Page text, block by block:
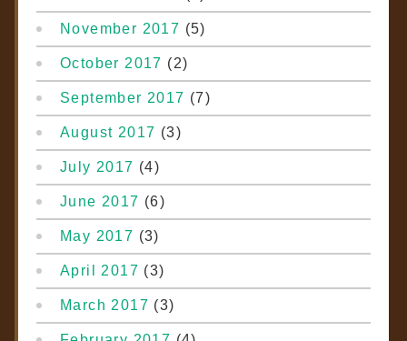
November 2017 (5)
October 2017 (2)
September 2017 (7)
August 2017 (3)
July 2017 (4)
June 2017 (6)
May 2017 (3)
April 2017 (3)
March 2017 (3)